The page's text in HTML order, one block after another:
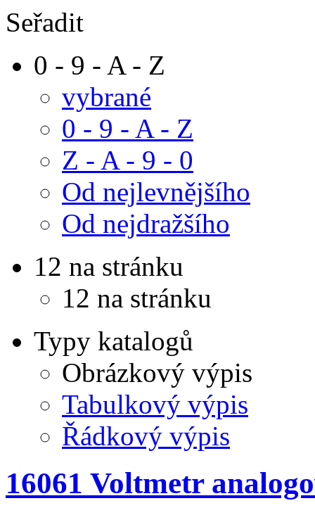
Seřadit
0 - 9 - A - Z
vybrané
0 - 9 - A - Z
Z - A - 9 - 0
Od nejlevnějšího
Od nejdražšího
12 na stránku
12 na stránku
Typy katalogů
Obrázkový výpis
Tabulkový výpis
Řádkový výpis
16061 Voltmetr